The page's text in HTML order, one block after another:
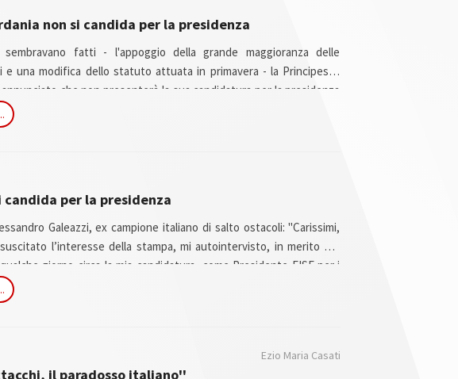
non si candida per la presidenza
fatti - l'appoggio della grande maggioranza delle
e una modifica dello statuto attuata in primavera - la Principessa
annunciato che non presenterà la sua candidatura per la presidenza
Internazionale. E' in carica dal 2006 e per lei sarebbe stato il
moglie dello Sceicco Mohammed Al Maktoum, in un
candida per la presidenza
Galeazzi, ex campione italiano di salto ostacoli: "Carissimi,
l’interesse della stampa, mi autointervisto, in merito alla
giorno circa la mia candidatura come Presidente FISE,per i
le Olimpiadi di Rio 2016.
Ezio Maria Casati
il paradosso italiano''